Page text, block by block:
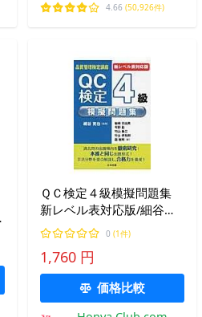
4.66 (50,926件)
ＱＣ検定４級模擬問題集
新レベル表対応版/細谷克
也
0 (1件)
1,760 円
価格比較